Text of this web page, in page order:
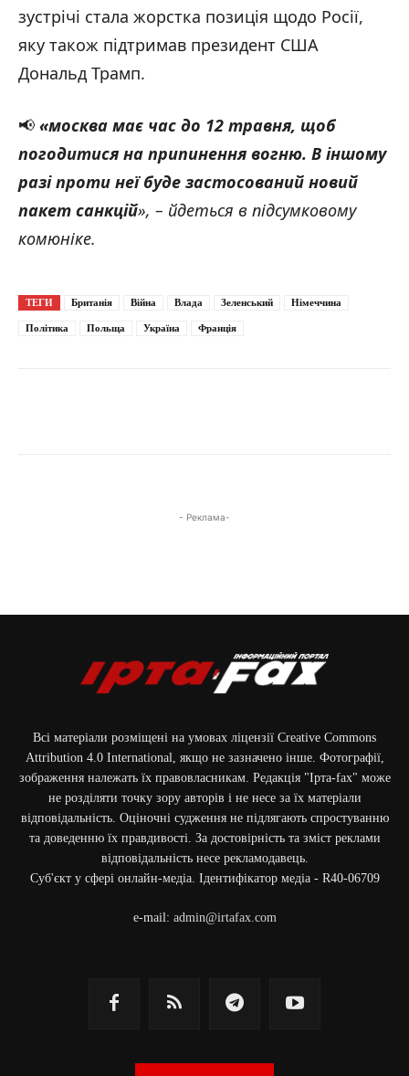
зустрічі стала жорстка позиція щодо Росії,
яку також підтримав президент США
Дональд Трамп.
📢 «москва має час до 12 травня, щоб
погодитися на припинення вогню. В іншому
разі проти неї буде застосований новий
пакет санкцій», – йдеться в підсумковому
комюніке.
ТЕГИ Британія Війна Влада Зеленський Німеччина
Політика Польща Україна Франція
- Реклама-
Всі матеріали розміщені на умовах ліцензії Creative Commons
Attribution 4.0 International, якщо не зазначено інше. Фотографії,
зображення належать їх правовласникам. Редакція "Ірта-fax" може
не розділяти точку зору авторів і не несе за їх матеріали
відповідальність. Оціночні судження не підлягають спростуванню
та доведенню їх правдивості. За достовірність та зміст реклами
відповідальність несе рекламодавець.
Cуб'єкт у сфері онлайн-медіа. Ідентифікатор медіа - R40-06709
e-mail: admin@irtafax.com